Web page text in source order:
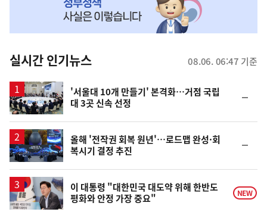
뉴
스
실시간 인기뉴스 08.06. 06:47 기준
'서울대 10개 만들기' 본격화…거점 국립
대 3곳 신속 선정
일
올해 '전작권 회복 원년'…로드맵 완성·회
복시기 결정 추진
일
이 대통령 "대한민국 대도약 위해 한반도
평화와 안정 가장 중요"
NEW